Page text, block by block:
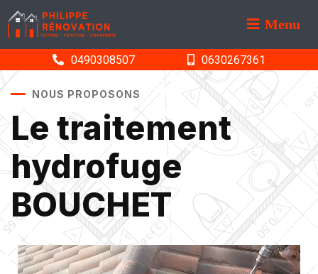
Menu
0490308507 0630267361
NOUS PROPOSONS
Le traitement
hydrofuge
BOUCHET